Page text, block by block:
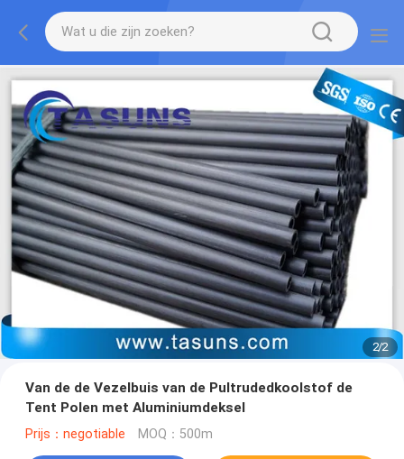
2/2
Van de de Vezelbuis van de Pultrudedkoolstof de
Tent Polen met Aluminiumdeksel
Prijs：negotiable MOQ：500m